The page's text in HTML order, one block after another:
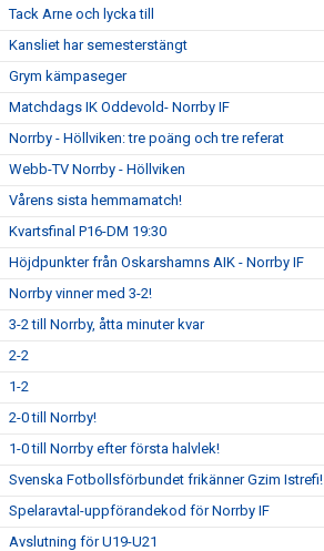
Tack Arne och lycka till
Kansliet har semesterstängt
Grym kämpaseger
Matchdags IK Oddevold- Norrby IF
Norrby - Höllviken: tre poäng och tre referat
Webb-TV Norrby - Höllviken
Vårens sista hemmamatch!
Kvartsfinal P16-DM 19:30
Höjdpunkter från Oskarshamns AIK - Norrby IF
Norrby vinner med 3-2!
3-2 till Norrby, åtta minuter kvar
2-2
1-2
2-0 till Norrby!
1-0 till Norrby efter första halvlek!
Svenska Fotbollsförbundet frikänner Gzim Istrefi!
Spelaravtal-uppförandekod för Norrby IF
Avslutning för U19-U21